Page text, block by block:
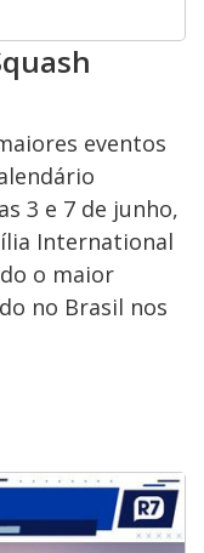
eventos
3 e 7 de junho,
International
o maior
no Brasil nos